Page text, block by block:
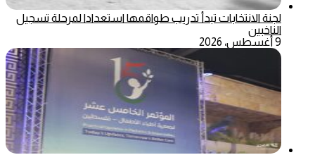
لجنة الانتخابات تبدأ تدريب طواقمها استعدادا لمرحلة تسجيل
الناخبين
9 أغسطس، 2026